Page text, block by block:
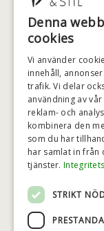
Denna
cookies
Vi använder
innehåll,
trafik. Vi delar
användning av
reklam- och
kombinera den
som du har
har samlat in från
tjänster.
STRIKT
PRESTANDA